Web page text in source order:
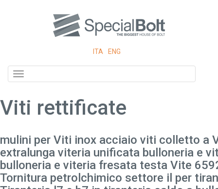
ITA ENG
Viti rettificate
mulini per Viti inox acciaio viti colletto a
extralunga viteria unificata bulloneria e
bulloneria e viteria fresata testa Vite
Tornitura petrolchimico settore il per